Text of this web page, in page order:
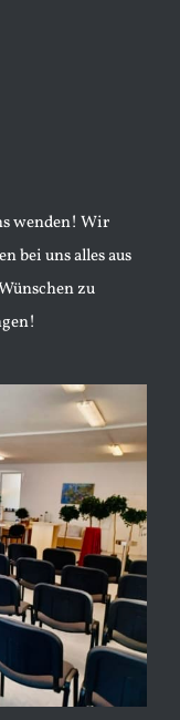
wenden! Wir
bei uns alles aus
zu